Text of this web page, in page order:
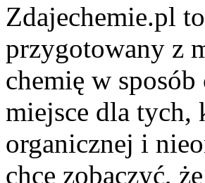
Zdajechemie.pl
przygotowany z
chemię w
miejsce dla tych,
organicznej i
chce zobaczyć,